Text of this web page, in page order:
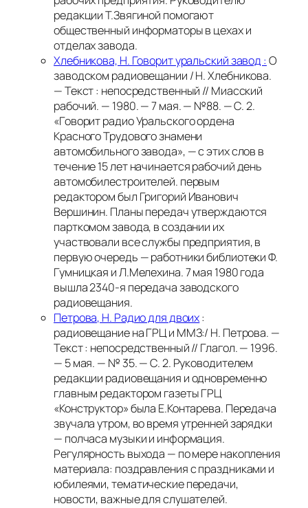
редакции Т.Звягиной помогают
общественный информаторы в цехах и
отделах завода.
Хлебникова, Н. Говорит уральский завод : О
заводском радиовещании / Н. Хлебникова.
— Текст : непосредственный // Миасский
рабочий. — 1980. — 7 мая. — №88. — С. 2.
«Говорит радио Уральского ордена
Красного Трудового знамени
автомобильного завода», — с этих слов в
течение 15 лет начинается рабочий день
автомобилестроителей. первым
редактором был Григорий Иванович
Вершинин. Планы передач утверждаются
парткомом завода, в создании их
участвовали все службы предприятия, в
первую очередь — работники библиотеки Ф.
Гумницкая и Л.Мелехина. 7 мая 1980 года
вышла 2340-я передача заводского
радиовещания.
Петрова, Н. Радио для двоих:
радиовещание на ГРЦ и ММЗ:/ Н. Петрова. —
Текст : непосредственный // Глагол. — 1996.
— 5 мая. — № 35. — С. 2. Руководителем
редакции радиовещания и одновременно
главным редактором газеты ГРЦ
«Конструктор» была Е.Контарева. Передача
звучала утром, во время утренней зарядки
— полчаса музыки и информация.
Регулярность выхода — по мере накопления
материала: поздравления с праздниками и
юбилеями, тематические передачи,
новости, важные для слушателей.